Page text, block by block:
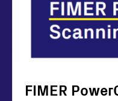
FIMER